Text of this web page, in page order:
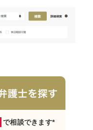
で相談できます*